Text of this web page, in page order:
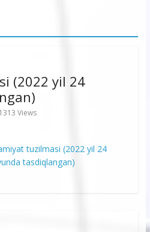
(2022 yil 24
1313 Views
tuzilmasi (2022 yil 24
tasdiqlangan)